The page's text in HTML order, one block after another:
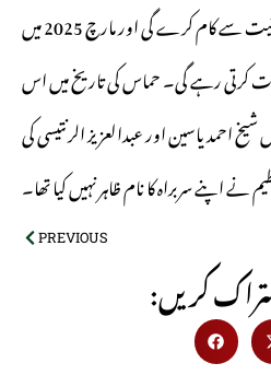
یہ پانچ رکنی کمیٹی جنگی شوریٰ کی حیثیت سے کام کرے گی اور مارچ 2025 میں
کرتی رہے گی۔ حماس کی تاریخ میں اس
بھی، جیسے کہ 2003 میں شیخ احمد یاسین اور عبدالعزیز الرنتیسی کی
اپنے سربراہ کا نام ظاہر نہیں کیا تھا۔
PREVIOUS
کریں